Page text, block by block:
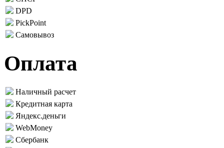
DPD
PickPoint
Самовывоз
Оплата
Наличный расчет
Кредитная карта
Яндекс.деньги
WebMoney
Сбербанк